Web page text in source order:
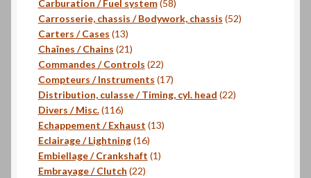
Carburation / Fuel system 58
produits
Carrosserie, chassis / Bodywork, chassis 5252
Carters / Cases 1313
produits
Chaînes / Chains 2121
produits
Commandes / Controls 2222
produits
Compteurs / Instruments 1717
produits
Distribution, culasse / Timing, cyl. head 2222
Divers / Misc. 116116
produits
Echappement / Exhaust 1313
Eclairage / Lightning 1616
produits
Embiellage / Crankshaft 11
Embrayage / Clutch 2222